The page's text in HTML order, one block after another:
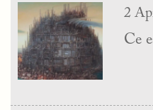
2
Ce